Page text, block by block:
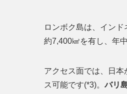
ロンボク島は、イン
約7,400㎢を有し、年
アクセス面では、日
ス可能です(*3)。バリ